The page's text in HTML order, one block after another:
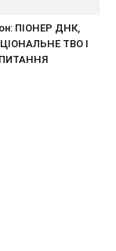
ПІОНЕР ДНК,
ТВО І